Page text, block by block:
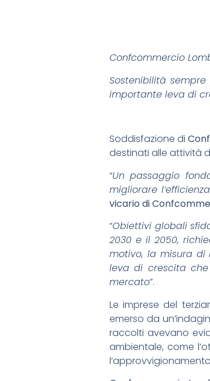
Confcommercio
Sostenibilità
importante leva di
Soddisfazione di
destinati alle attività
“Un passaggio
migliorare
vicario di
“Obiettivi globali
2030 e il 2050,
motivo, la misura di
leva di crescita
mercato”.
Le imprese del
emerso da
raccolti avevano
ambientale, come